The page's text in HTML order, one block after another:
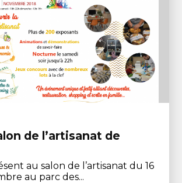
de l’artisanat de
au salon de l’artisanat du 16
au parc des...